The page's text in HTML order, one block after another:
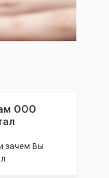
ООО
зачем Вы